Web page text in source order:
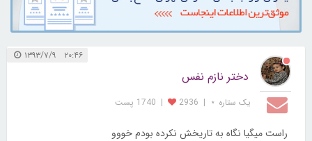
۲۰:۴۶ ۱۳۹۳/۷/۹
دختر نازم نفس
یک ستاره ⋆ |
2936
| 1740 پست
راست ميگيا نگاه به تاريخش نكرده بودم خووو